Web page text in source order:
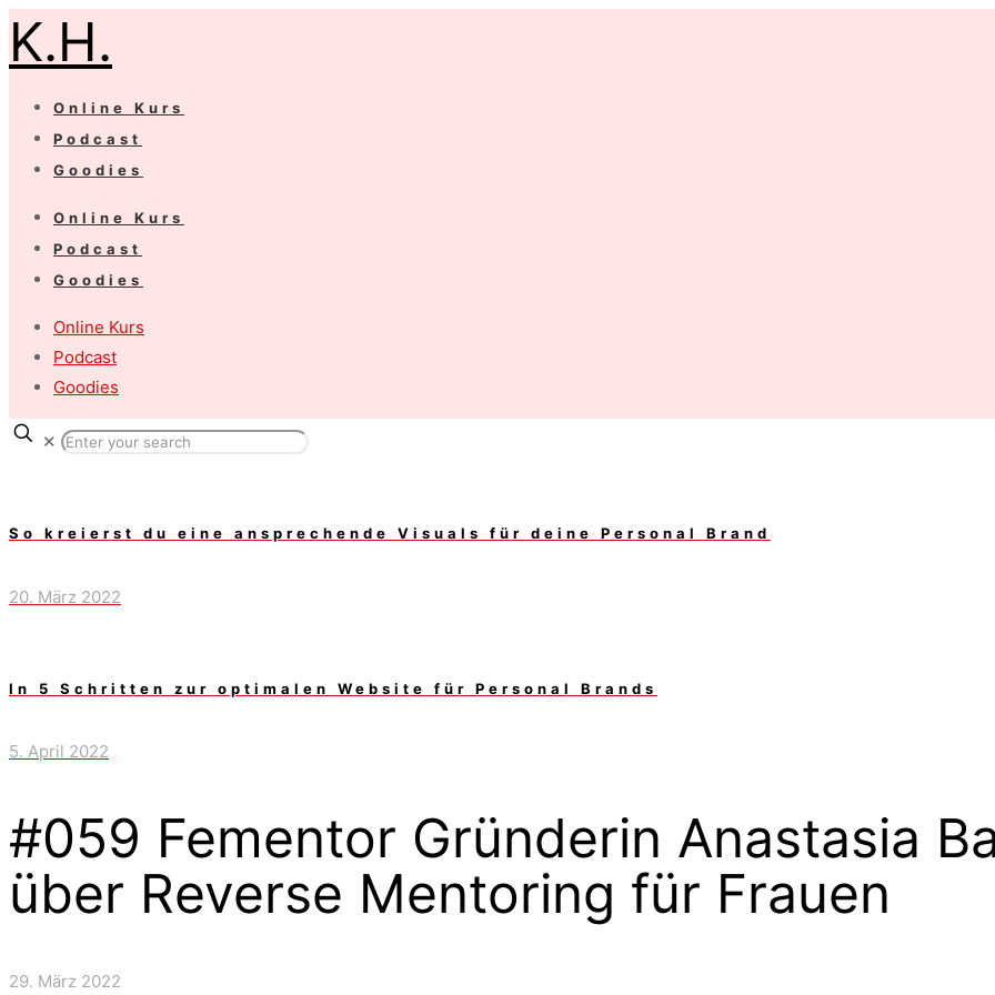
K.H.
Online Kurs
Podcast
Goodies
Online Kurs
Podcast
Goodies
Online Kurs
Podcast
Goodies
✕
So kreierst du eine ansprechende Visuals für deine Personal Brand
20. März 2022
In 5 Schritten zur optimalen Website für Personal Brands
5. April 2022
#059 Fementor Gründerin Anastasia
über Reverse Mentoring für Frauen
29. März 2022